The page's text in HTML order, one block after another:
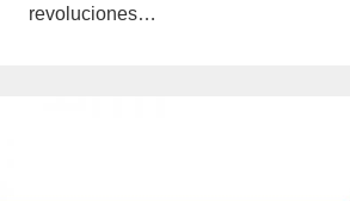
revoluciones…